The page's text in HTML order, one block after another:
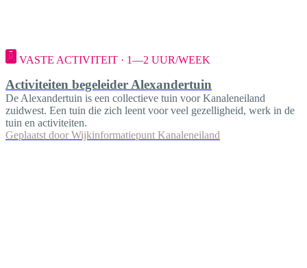
VASTE ACTIVITEIT · 1—2 UUR/WEEK
Activiteiten begeleider Alexandertuin
De Alexandertuin is een collectieve tuin voor Kanaleneiland
zuidwest. Een tuin die zich leent voor veel gezelligheid, werk in de
tuin en activiteiten.
Geplaatst door Wijkinformatiepunt Kanaleneiland